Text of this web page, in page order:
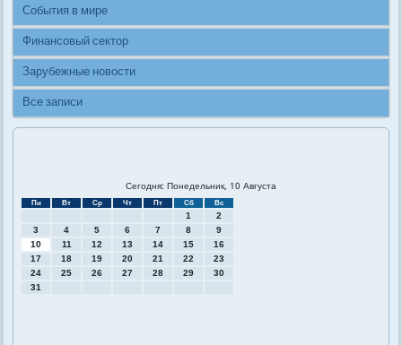
События в мире
Финансовый сектор
Зарубежные новости
Все записи
Сегодня: Понедельник, 10 Августа
Пн Вт Ср Чт Пт Сб Вс
1
2
3
4 5 6 7 8
9
10
11 12 13 14 15
16
17
18 19 20 21 22
23
24
25 26 27 28 29
30
31